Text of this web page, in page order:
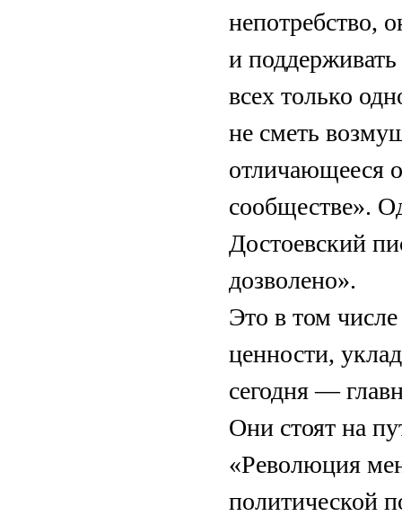
непотребство,
и
всех только
не сметь
отличающееся
сообществе».
Достоевский
дозволено».
Это в том
ценности,
сегодня —
Они стоят на
«Революция
политической